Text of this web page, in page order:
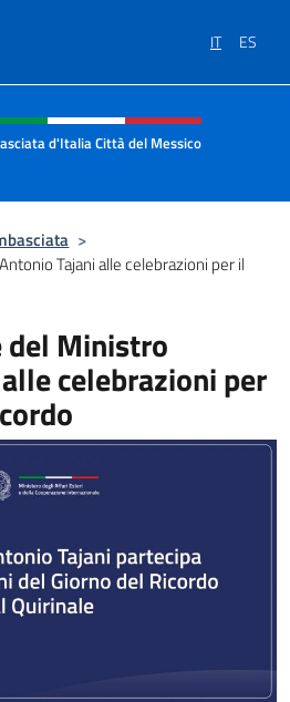
IT ES
social e menù
d'Italia Città del Messico
>
Tajani alle celebrazioni per il
del Ministro
celebrazioni per